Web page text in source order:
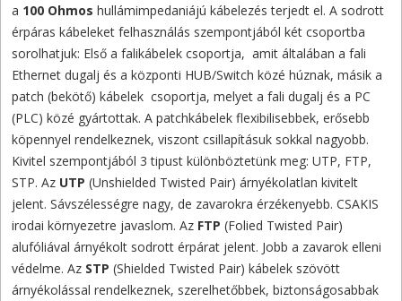
a 100 Ohmos hullámimpedaniájú kábelezés terjedt el. A sodrott
érpáras kábeleket felhasználás szempontjából két csoportba
sorolhatjuk: Első a falikábelek csoportja, amit általában a fali
Ethernet dugalj és a központi HUB/Switch közé húznak, másik a
patch (bekötő) kábelek csoportja, melyet a fali dugalj és a PC
(PLC) közé gyártottak. A patchkábelek flexibilisebbek, erősebb
köpennyel rendelkeznek, viszont csillapításuk sokkal nagyobb.
Kivitel szempontjából 3 tipust különböztetünk meg: UTP, FTP,
STP. Az UTP (Unshielded Twisted Pair) árnyékolatlan kivitelt
jelent. Sávszélességre nagy, de zavarokra érzékenyebb. CSAKIS
irodai környezetre javaslom. Az FTP (Folied Twisted Pair)
alufóliával árnyékolt sodrott érpárat jelent. Jobb a zavarok elleni
védelme. Az STP (Shielded Twisted Pair) kábelek szövött
árnyékolással rendelkeznek, szerelhetőbbek, biztonságosabbak